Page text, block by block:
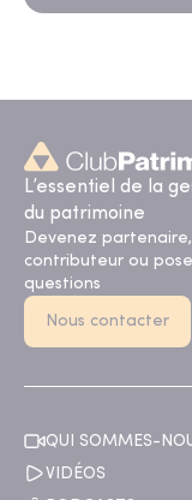
L’essentiel de la
du patrimoine
Devenez partenaire,
contributeur ou
questions
Nous contacter
QUI SOMMES-
VIDÉOS